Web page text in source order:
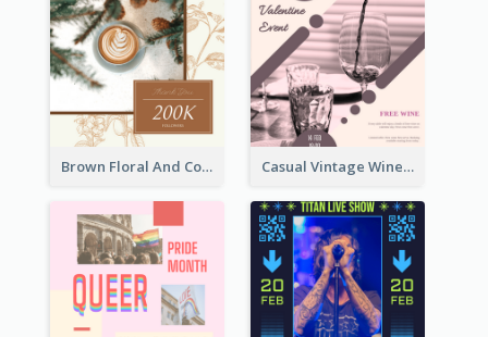
Brown Floral And Coffee Followers Instagram Post Casual Vintage Wine Tasting Instagram Design Idea